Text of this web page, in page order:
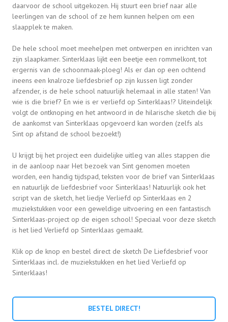
daarvoor de school uitgekozen. Hij stuurt een brief naar alle
leerlingen van de school of ze hem kunnen helpen om een
slaapplek te maken.
De hele school moet meehelpen met ontwerpen en inrichten van
zijn slaapkamer. Sinterklaas lijkt een beetje een rommelkont, tot
ergernis van de schoonmaak-ploeg! Als er dan op een ochtend
ineens een knalroze liefdesbrief op zijn kussen ligt zonder
afzender, is de hele school natuurlijk helemaal in alle staten! Van
wie is die brief? En wie is er verliefd op Sinterklaas!? Uiteindelijk
volgt de ontknoping en het antwoord in de hilarische sketch die bij
de aankomst van Sinterklaas opgevoerd kan worden (zelfs als
Sint op afstand de school bezoekt!)
U krijgt bij het project een duidelijke uitleg van alles stappen die
in de aanloop naar Het bezoek van Sint genomen moeten
worden, een handig tijdspad, teksten voor de brief van Sinterklaas
en natuurlijk de liefdesbrief voor Sinterklaas! Natuurlijk ook het
script van de sketch, het liedje Verliefd op Sinterklaas en 2
muziekstukken voor een geweldige uitvoering en een fantastisch
Sinterklaas-project op de eigen school! Speciaal voor deze sketch
is het lied Verliefd op Sinterklaas gemaakt.
Klik op de knop en bestel direct de sketch De Liefdesbrief voor
Sinterklaas incl. de muziekstukken en het lied Verliefd op
Sinterklaas!
BESTEL DIRECT!